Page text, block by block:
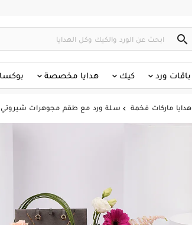

باقات ورد كيك هدايا مخصصة
هدايا ماركات فخمة  سلة ورد مع طقم مجوهرات شيروتي 1881 للنساء